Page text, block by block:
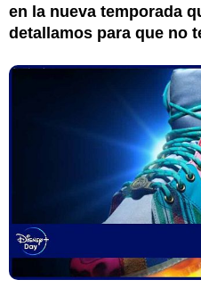
en la nueva temporada
detallamos para que no